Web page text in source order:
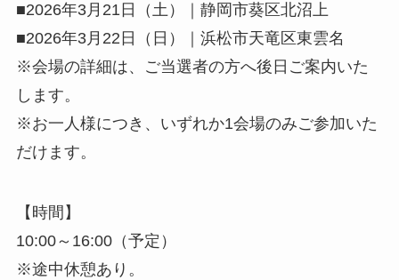
■2026年3月21日（土）｜静岡市葵区北沼上
■2026年3月22日（日）｜浜松市天竜区東雲名
※会場の詳細は、ご当選者の方へ後日ご案内いた
します。
※お一人様につき、いずれか1会場のみご参加いた
だけます。
【時間】
10:00～16:00（予定）
※途中休憩あり。